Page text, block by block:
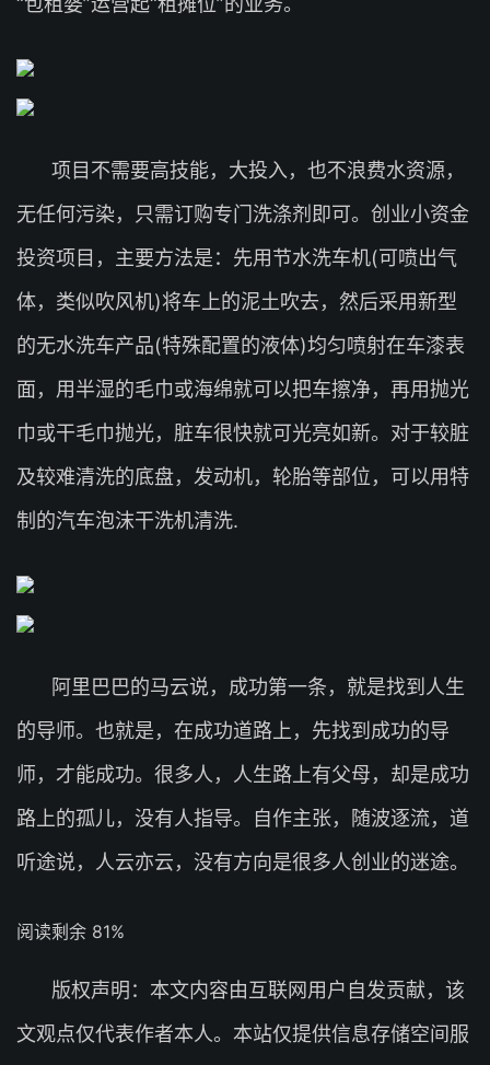
项目不需要高技能，大投入，也不浪费水资源，
无任何污染，只需订购专门洗涤剂即可。创业小资金
投资项目，主要方法是：先用节水洗车机(可喷出气
体，类似吹风机)将车上的泥土吹去，然后采用新型
的无水洗车产品(特殊配置的液体)均匀喷射在车漆表
面，用半湿的毛巾或海绵就可以把车擦净，再用抛光
巾或干毛巾抛光，脏车很快就可光亮如新。对于较脏
及较难清洗的底盘，发动机，轮胎等部位，可以用特
制的汽车泡沫干洗机清洗.
阿里巴巴的马云说，成功第一条，就是找到人生
的导师。也就是，在成功道路上，先找到成功的导
师，才能成功。很多人，人生路上有父母，却是成功
路上的孤儿，没有人指导。自作主张，随波逐流，道
听途说，人云亦云，没有方向是很多人创业的迷途。
阅读剩余 81%
版权声明：本文内容由互联网用户自发贡献，该
文观点仅代表作者本人。本站仅提供信息存储空间服